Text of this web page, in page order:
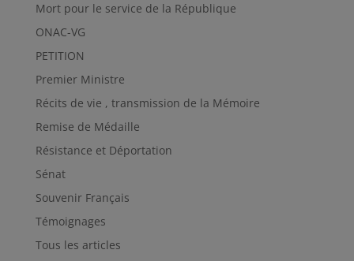
Mort pour le service de la République
ONAC-VG
PETITION
Premier Ministre
Récits de vie , transmission de la Mémoire
Remise de Médaille
Résistance et Déportation
Sénat
Souvenir Français
Témoignages
Tous les articles